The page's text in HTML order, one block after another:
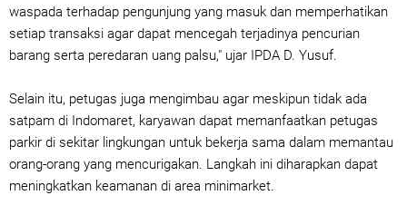
waspada terhadap pengunjung yang masuk dan memperhatikan
setiap transaksi agar dapat mencegah terjadinya pencurian
barang serta peredaran uang palsu," ujar IPDA D. Yusuf.
Selain itu, petugas juga mengimbau agar meskipun tidak ada
satpam di Indomaret, karyawan dapat memanfaatkan petugas
parkir di sekitar lingkungan untuk bekerja sama dalam memantau
orang-orang yang mencurigakan. Langkah ini diharapkan dapat
meningkatkan keamanan di area minimarket.